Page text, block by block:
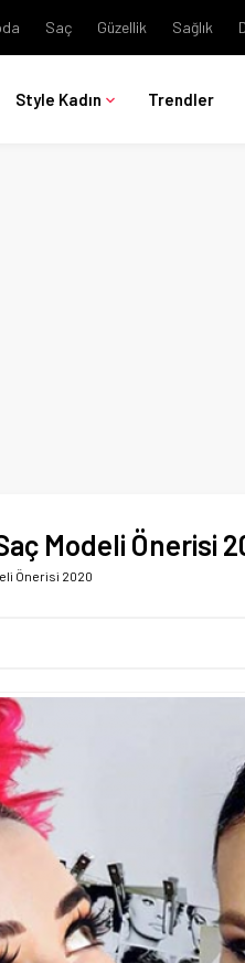
Saç Güzellik Sağlık
Style Kadın Trendler
Modeli Önerisi
Önerisi 2020